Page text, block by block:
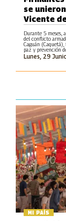
Lunes, 29
se
Vicente
Durante 5 meses,
del conflicto
Caguán
paz y prevención
MI PAÍS